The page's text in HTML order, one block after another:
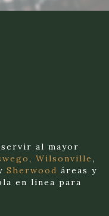
al mayor
, Wilsonville,
Sherwood áreas y
en línea para